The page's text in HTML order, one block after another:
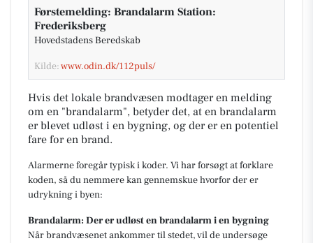
Førstemelding: Brandalarm Station:
Frederiksberg
Hovedstadens Beredskab
Kilde:www.odin.dk/112puls/
Hvis det lokale brandvæsen modtager en melding
om en "brandalarm", betyder det, at en brandalarm
er blevet udløst i en bygning, og der er en potentiel
fare for en brand.
Alarmerne foregår typisk i koder. Vi har forsøgt at forklare
koden, så du nemmere kan gennemskue hvorfor der er
udrykning i byen:
Brandalarm: Der er udløst en brandalarm i en bygning
Når brandvæsenet ankommer til stedet, vil de undersøge